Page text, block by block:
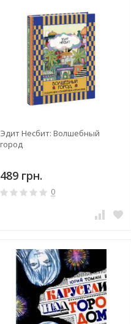
Эдит Несбит: Волшебный
город
489 грн.
0